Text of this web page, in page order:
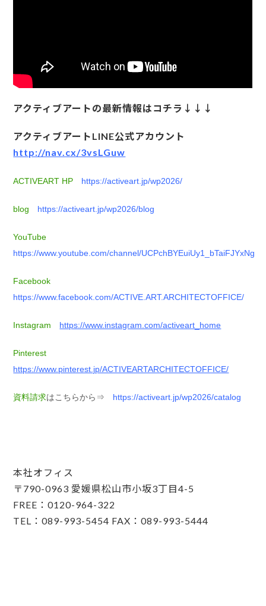
アクティブアートの最新情報はコチラ↓↓↓
アクティブアートLINE公式アカウント
http://nav.cx/3vsLGuw
ACTIVEART HP https://activeart.jp/wp2026/
blog https://activeart.jp/wp2026/blog
YouTube
https://www.youtube.com/channel/UCPchBYEuiUy1_bTaiFJYxNg
Facebook
https://www.facebook.com/ACTIVE.ART.ARCHITECTOFFICE/
Instagram https://www.instagram.com/activeart_home
Pinterest
https://www.pinterest.jp/ACTIVEARTARCHITECTOFFICE/
資料請求はこちらから⇒ https://activeart.jp/wp2026/catalog
本社オフィス
〒790-0963 愛媛県松山市小坂3丁目4-5
FREE：0120-964-322
TEL：089-993-5454 FAX：089-993-5444